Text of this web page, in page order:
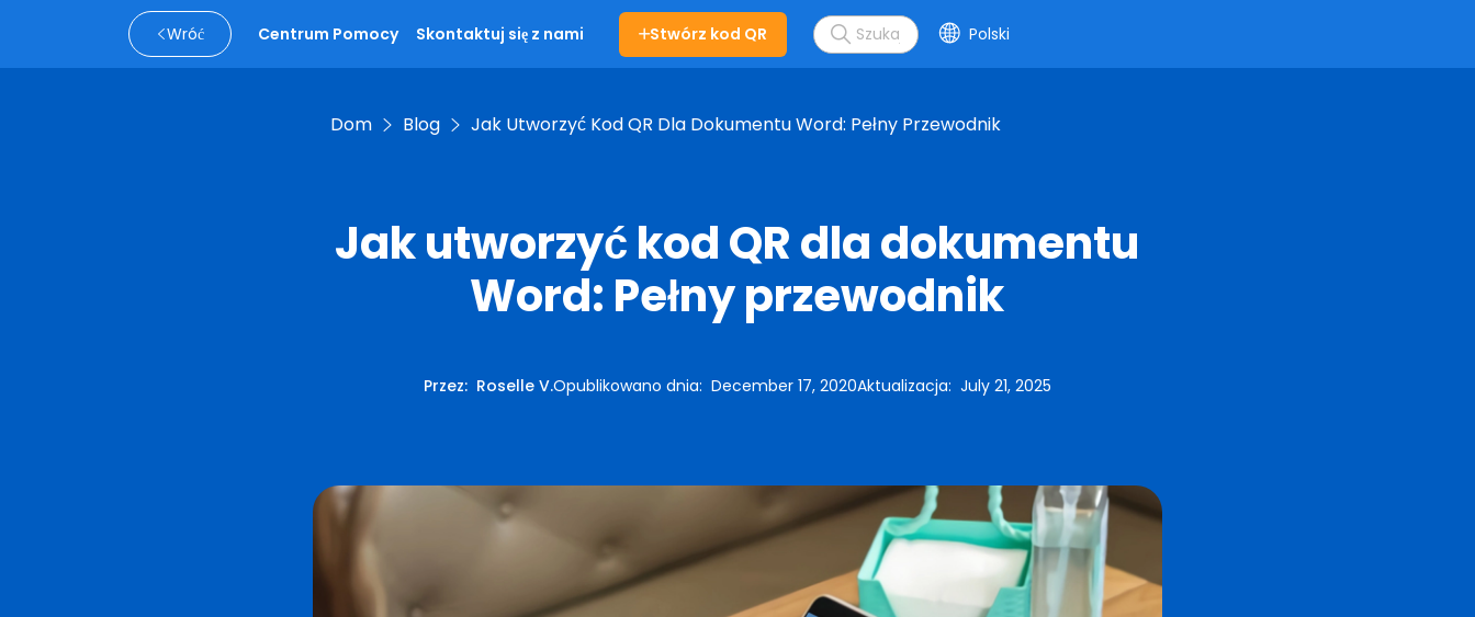
Wróć Centrum Pomocy Skontaktuj się z nami Stwórz kod QR Polski
Dom Blog Jak Utworzyć Kod QR Dla Dokumentu Word: Pełny Przewodnik
Jak utworzyć kod QR dla dokumentu
Word: Pełny przewodnik
Przez: Roselle V.Opublikowano dnia: December 17, 2020Aktualizacja: July 21, 2025